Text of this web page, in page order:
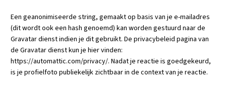
Een geanonimiseerde string, gemaakt op basis van je e-mailadres
(dit wordt ook een hash genoemd) kan worden gestuurd naar de
Gravatar dienst indien je dit gebruikt. De privacybeleid pagina van
de Gravatar dienst kun je hier vinden:
https://automattic.com/privacy/. Nadat je reactie is goedgekeurd,
is je profielfoto publiekelijk zichtbaar in de context van je reactie.